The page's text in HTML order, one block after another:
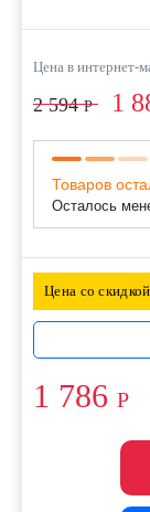
Цена в интернет-
2 594Р 1
Товаров
Осталось
Цена со
1 786 Р